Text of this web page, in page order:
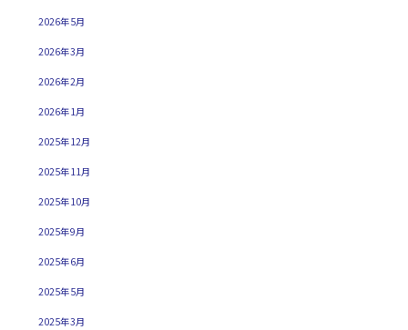
2026年5月
2026年3月
2026年2月
2026年1月
2025年12月
2025年11月
2025年10月
2025年9月
2025年6月
2025年5月
2025年3月